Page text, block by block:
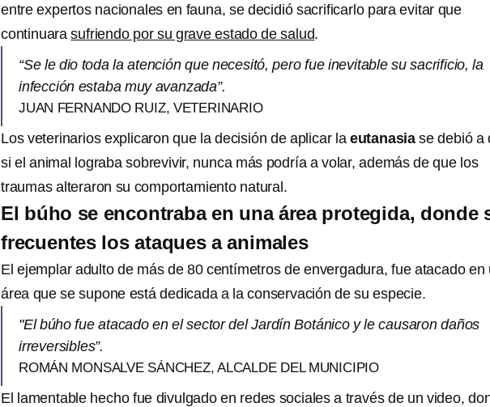
entre expertos nacionales en fauna, se decidió sacrificarlo para evitar que
continuarasufriendo por su grave estado de salud.
“Se le dio toda la atención que necesitó, pero fue inevitable su sacrificio, la
infección estaba muy avanzada”.
JUAN FERNANDO RUIZ, VETERINARIO
Los veterinarios explicaron que la decisión de aplicar la eutanasia se debió a
si el animal lograba sobrevivir, nunca más podría a volar, además de que los
traumas alteraron su comportamiento natural.
El búho se encontraba en una área protegida, donde
frecuentes los ataques a animales
El ejemplar adulto de más de 80 centímetros de envergadura, fue atacado en
área que se supone está dedicada a la conservación de su especie.
"El búho fue atacado en el sector del Jardín Botánico y le causaron daños
irreversibles”.
ROMÁN MONSALVE SÁNCHEZ, ALCALDE DEL MUNICIPIO
El lamentable hecho fue divulgado en redes sociales a través de un video,